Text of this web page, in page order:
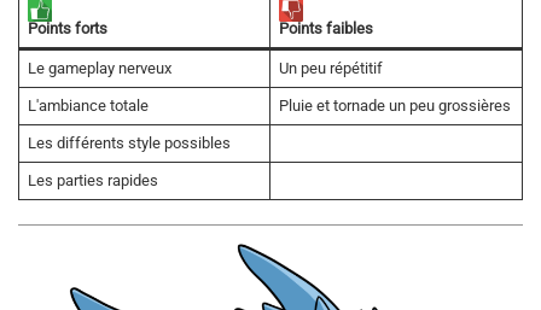
Points forts Points faibles
Le gameplay nerveux Un peu répétitif
L'ambiance totale Pluie et tornade un peu grossières
Les différents style possibles
Les parties rapides